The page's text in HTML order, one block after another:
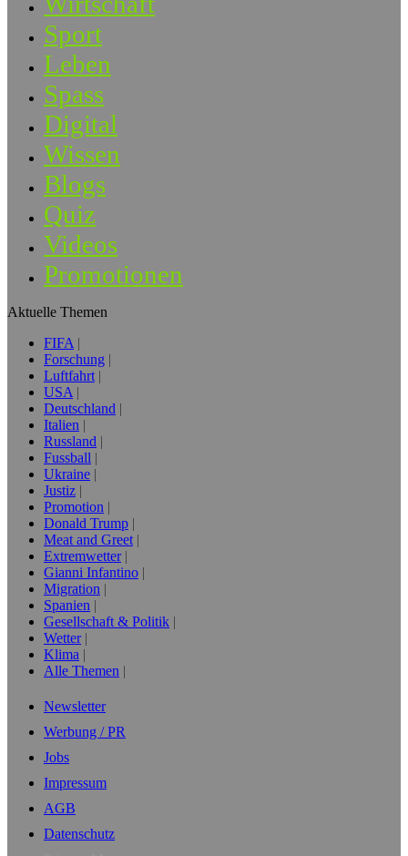
Sport
Leben
Spass
Digital
Wissen
Blogs
Quiz
Videos
Promotionen
Aktuelle Themen
FIFA
Forschung
Luftfahrt
USA
Deutschland
Italien
Russland
Fussball
Ukraine
Justiz
Promotion
Donald Trump
Meat and Greet
Extremwetter
Gianni Infantino
Migration
Spanien
Gesellschaft & Politik
Wetter
Klima
Alle Themen
Newsletter
Werbung / PR
Jobs
Impressum
AGB
Datenschutz